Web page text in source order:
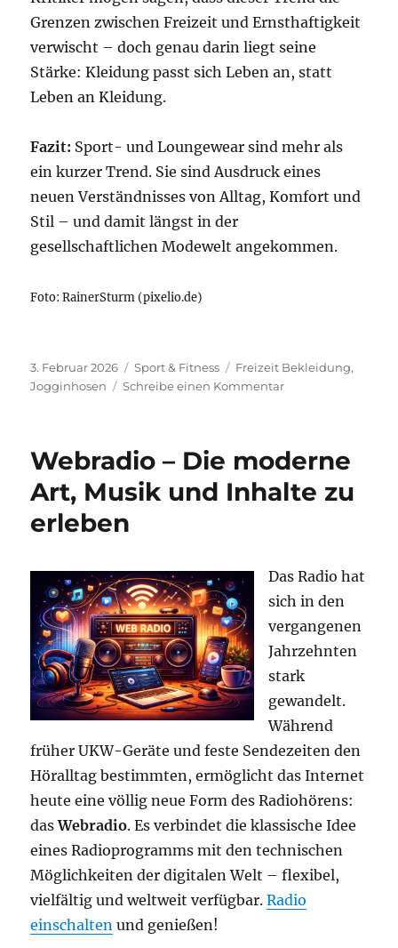
Grenzen zwischen Freizeit und Ernsthaftigkeit
verwischt – doch genau darin liegt seine
Stärke: Kleidung passt sich Leben an, statt
Leben an Kleidung.
Fazit: Sport- und Loungewear sind mehr als
ein kurzer Trend. Sie sind Ausdruck eines
neuen Verständnisses von Alltag, Komfort und
Stil – und damit längst in der
gesellschaftlichen Modewelt angekommen.
Foto: RainerSturm (pixelio.de)
Veröffentlicht
am
3. Februar 2026 Kategorien
Sport & Fitness Schlagwörter
Freizeit Bekleidung,
Jogginhosen
Schreibe einen Kommentarzu
Alltagstauglich
und
gesellschaftsfähig
Webradio – Die moderne
Art, Musik und Inhalte zu
erleben
Das Radio hat
sich in den
vergangenen
Jahrzehnten
stark
gewandelt.
Während
früher UKW-Geräte und feste Sendezeiten den
Höralltag bestimmten, ermöglicht das Internet
heute eine völlig neue Form des Radiohörens:
dasWebradio. Es verbindet die klassische Idee
eines Radioprogramms mit den technischen
Möglichkeiten der digitalen Welt – flexibel,
vielfältig und weltweit verfügbar.Radio
einschalten und genießen!